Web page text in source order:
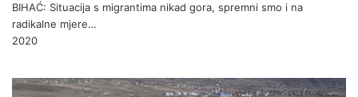
BIHAĆ: Situacija s migrantima nikad gora, spremni smo i na
radikalne mjere…
2020